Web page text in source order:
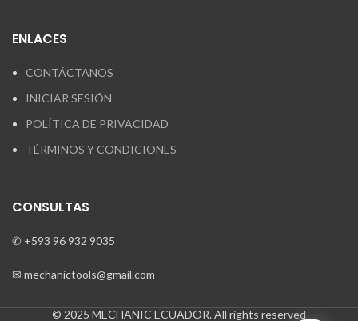
ENLACES
CONTÁCTANOS
INICIAR SESIÓN
POLÍTICA DE PRIVACIDAD
TÉRMINOS Y CONDICIONES
CONSULTAS
✆ +593 96 932 9035
✉ mechanictools@gmail.com
© 2025 MECHANIC ECUADOR. All rights reserved